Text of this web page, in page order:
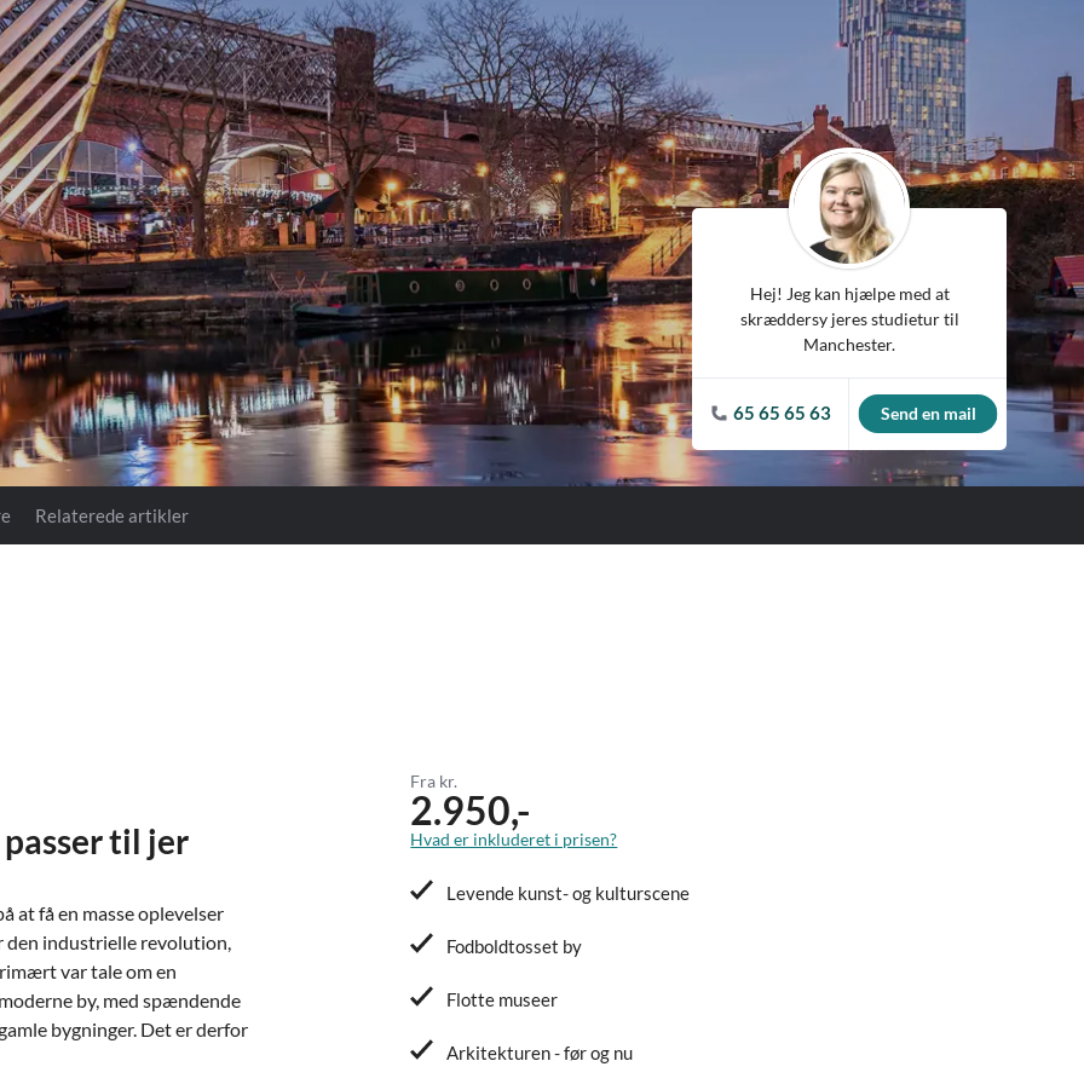
Reykjavik
Riga
Rom
San Francisco
Sarajevo
Washington
Wien
Zagreb
USA
Hej! Jeg kan hjælpe med at
skræddersy jeres studietur til
Manchester.
65 65 65 63 Send en mail
Relaterede artikler
til jer
at få en masse oplevelser
den industrielle revolution,
var tale om en
by, med spændende
bygninger. Det er derfor
Fra kr.
2.950,-
Hvad er inkluderet i prisen?
Levende kunst- og kulturscene
Fodboldtosset by
Flotte museer
Arkitekturen - før og nu